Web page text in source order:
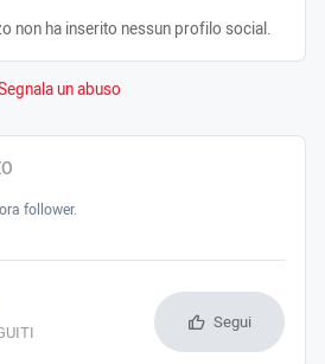
non ha inserito nessun profilo social.
un abuso
follower.
Segui